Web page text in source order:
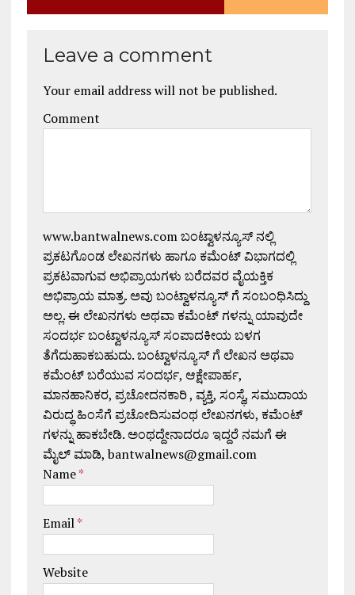
Leave a comment
Your email address will not be published.
Comment
www.bantwalnews.com ಬಂಟ್ವಾಳನ್ಯೂಸ್ ನಲ್ಲಿ
ಪ್ರಕಟಗೊಂಡ ಲೇಖನಗಳು ಹಾಗೂ ಕಮೆಂಟ್ ವಿಭಾಗದಲ್ಲಿ
ಪ್ರಕಟವಾಗುವ ಅಭಿಪ್ರಾಯಗಳು ಬರೆದವರ ವೈಯಕ್ತಿಕ
ಅಭಿಪ್ರಾಯ ಮಾತ್ರ. ಅವು ಬಂಟ್ವಾಳನ್ಯೂಸ್ ಗೆ ಸಂಬಂಧಿಸಿದ್ದು
ಅಲ್ಲ. ಈ ಲೇಖನಗಳು ಅಥವಾ ಕಮೆಂಟ್ ಗಳನ್ನು ಯಾವುದೇ
ಸಂದರ್ಭ ಬಂಟ್ವಾಳನ್ಯೂಸ್ ಸಂಪಾದಕೀಯ ಬಳಗ
ತೆಗೆದುಹಾಕಬಹುದು. ಬಂಟ್ವಾಳನ್ಯೂಸ್ ಗೆ ಲೇಖನ ಅಥವಾ
ಕಮೆಂಟ್ ಬರೆಯುವ ಸಂದರ್ಭ, ಆಕ್ಷೇಪಾರ್ಹ,
ಮಾನಹಾನಿಕರ, ಪ್ರಚೋದನಕಾರಿ , ವ್ಯಕ್ತಿ, ಸಂಸ್ಥೆ, ಸಮುದಾಯ
ವಿರುದ್ಧ ಹಿಂಸೆಗೆ ಪ್ರಚೋದಿಸುವಂಥ ಲೇಖನಗಳು, ಕಮೆಂಟ್
ಗಳನ್ನು ಹಾಕಬೇಡಿ. ಅಂಥದ್ದೇನಾದರೂ ಇದ್ದರೆ ನಮಗೆ ಈ
ಮೈಲ್ ಮಾಡಿ, bantwalnews@gmail.com
Name*
Email*
Website